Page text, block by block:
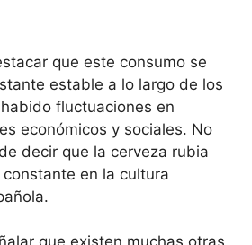
que este consumo se
estable a lo largo de los
fluctuaciones en
económicos y sociales. No
decir que la cerveza rubia
en la cultura
que existen muchas otras